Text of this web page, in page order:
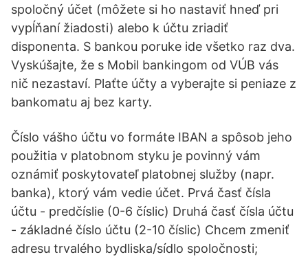
spoločný účet (môžete si ho nastaviť hneď pri
vypĺňaní žiadosti) alebo k účtu zriadiť
disponenta. S bankou poruke ide všetko raz dva.
Vyskúšajte, že s Mobil bankingom od VÚB vás
nič nezastaví. Plaťte účty a vyberajte si peniaze z
bankomatu aj bez karty.
Číslo vášho účtu vo formáte IBAN a spôsob jeho
použitia v platobnom styku je povinný vám
oznámiť poskytovateľ platobnej služby (napr.
banka), ktorý vám vedie účet. Prvá časť čísla
účtu - predčíslie (0-6 číslic) Druhá časť čísla účtu
- základné číslo účtu (2-10 číslic) Chcem zmeniť
adresu trvalého bydliska/sídlo spoločnosti;